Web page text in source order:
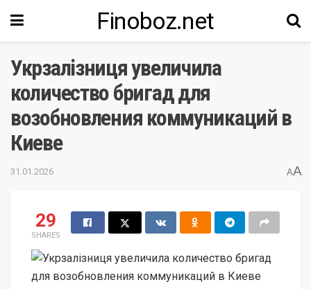
Finoboz.net
Укрзалізниця увеличила
количество бригад для
возобновления коммуникаций в
Киеве
31.01.2026 AA
29
SHARES